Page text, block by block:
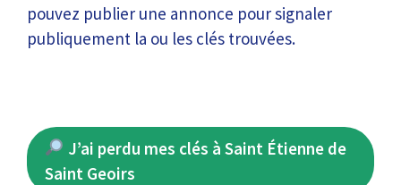
pouvez publier une annonce pour signaler
publiquement la ou les clés trouvées.
J’ai perdu mes clés à Saint Étienne de
Saint Geoirs